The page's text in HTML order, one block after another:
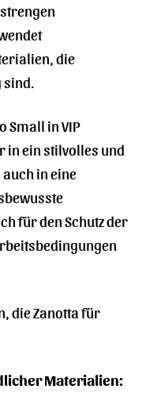
die
Small in VIP
in ein stilvolles und
in eine
für den Schutz der
die Zanotta für
Materialien: